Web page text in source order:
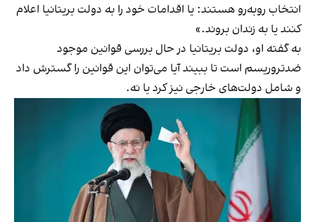
انتخاب روبه‌رو هستند: یا اقدامات خود را به دولت بریتانیا اعلام
کنند یا به زندان بروند.»
به گفته او، دولت بریتانیا در حال بررسی قوانین موجود
ضدتروریسم است تا ببیند آیا می‌توان این قوانین را گسترش داد
و شامل دولت‌های خارجی نیز کرد یا نه.